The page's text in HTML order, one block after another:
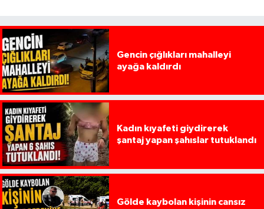
Gencin çığlıkları mahalleyi
ayağa kaldırdı
Kadın kıyafeti giydirerek
şantaj yapan şahıslar tutuklandı
Gölde kaybolan kişinin cansız